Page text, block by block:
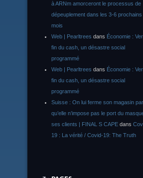
à ARNm amorceront le processus de
dépeuplement dans les 3-6 prochains
mois
Web | Pearltrees dans Économie :
fin du cash, un désastre social
programmé
Web | Pearltrees dans Économie :
fin du cash, un désastre social
programmé
Suisse : On lui ferme son magasin
qu’elle n’impose pas le port du
ses clients | FINAL S CAPE dans
19 : La vérité / Covid-19: The Truth